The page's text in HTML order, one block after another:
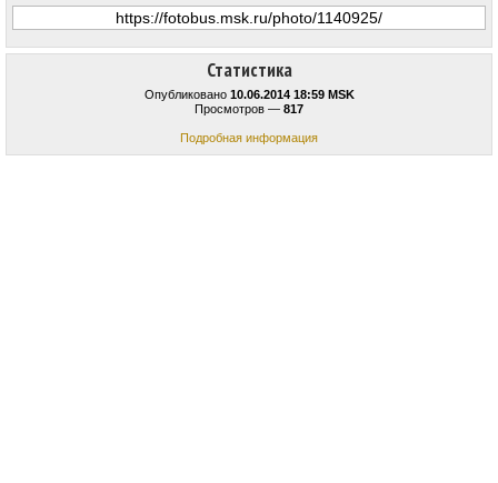
Статистика
Опубликовано 10.06.2014 18:59 MSK
Просмотров — 817
Подробная информация